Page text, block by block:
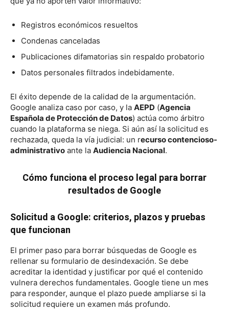
Registros económicos resueltos
Condenas canceladas
Publicaciones difamatorias sin respaldo probatorio
Datos personales filtrados indebidamente.
El éxito depende de la calidad de la argumentación.
Google analiza caso por caso, y la AEPD (Agencia
Española de Protección de Datos) actúa como árbitro
cuando la plataforma se niega. Si aún así la solicitud es
rechazada, queda la vía judicial: un recurso contencioso-
administrativo ante la Audiencia Nacional.
Cómo funciona el proceso legal para borrar
resultados de Google
Solicitud a Google: criterios, plazos y pruebas
que funcionan
El primer paso para borrar búsquedas de Google es
rellenar su formulario de desindexación. Se debe
acreditar la identidad y justificar por qué el contenido
vulnera derechos fundamentales. Google tiene un mes
para responder, aunque el plazo puede ampliarse si la
solicitud requiere un examen más profundo.